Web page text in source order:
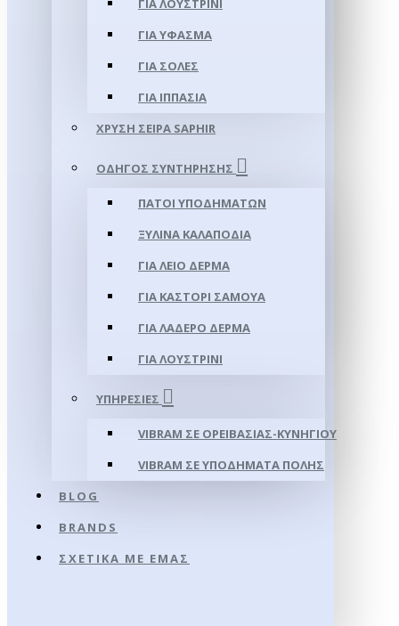
ΓΙΑ ΛΟΥΣΤΡΊΝΙ
ΓΙΑ ΥΦΑΣΜΑ
ΓΙΑ ΣΌΛΕΣ
ΓΙΑ ΙΠΠΑΣΊΑ
ΧΡΥΣΉ ΣΕΙΡΆ SAPHIR
ΟΔΗΓΌΣ ΣΥΝΤΉΡΗΣΗΣ
ΠΆΤΟΙ ΥΠΟΔΗΜΆΤΩΝ
ΞΎΛΙΝΑ ΚΑΛΑΠΌΔΙΑ
ΓΙΑ ΛΕΊΟ ΔΈΡΜΑ
ΓΙΑ ΚΑΣΤΌΡΙ ΣΑΜΟΎΑ
ΓΙΑ ΛΑΔΕΡΌ ΔΈΡΜΑ
ΓΙΑ ΛΟΥΣΤΡΊΝΙ
ΥΠΗΡΕΣΊΕΣ
VIBRAM ΣΕ ΟΡΕΙΒΑΣΊΑΣ-ΚΥΝΗΓΊΟΥ
VIBRAM ΣΕ ΥΠΟΔΉΜΑΤΑ ΠΌΛΗΣ
BLOG
BRANDS
ΣΧΕΤΙΚΆ ΜΕ ΕΜΆΣ